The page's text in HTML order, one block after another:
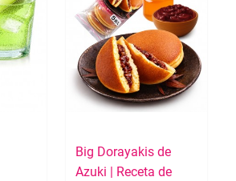
Big Dorayakis de
Azuki | Receta de